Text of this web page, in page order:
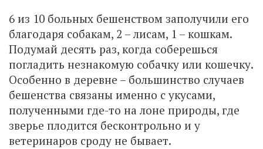
6 из 10 больных бешенством заполучили его
благодаря собакам, 2 – лисам, 1 – кошкам.
Подумай десять раз, когда соберешься
погладить незнакомую собачку или кошечку.
Особенно в деревне – большинство случаев
бешенства связаны именно с укусами,
полученными где-то на лоне природы, где
зверье плодится бесконтрольно и у
ветеринаров сроду не бывает.